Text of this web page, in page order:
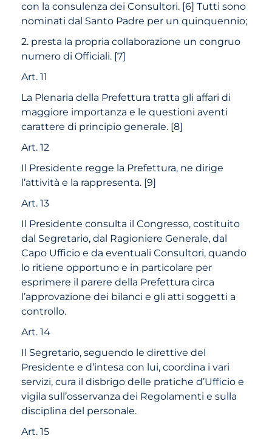
con la consulenza dei Consultori. [6] Tutti sono
nominati dal Santo Padre per un quinquennio;
2. presta la propria collaborazione un congruo
numero di Officiali. [7]
Art. 11
La Plenaria della Prefettura tratta gli affari di
maggiore importanza e le questioni aventi
carattere di principio generale. [8]
Art. 12
Il Presidente regge la Prefettura, ne dirige
l’attività e la rappresenta. [9]
Art. 13
Il Presidente consulta il Congresso, costituito
dal Segretario, dal Ragioniere Generale, dal
Capo Ufficio e da eventuali Consultori, quando
lo ritiene opportuno e in particolare per
esprimere il parere della Prefettura circa
l’approvazione dei bilanci e gli atti soggetti a
controllo.
Art. 14
Il Segretario, seguendo le direttive del
Presidente e d’intesa con lui, coordina i vari
servizi, cura il disbrigo delle pratiche d’Ufficio e
vigila sull’osservanza dei Regolamenti e sulla
disciplina del personale.
Art. 15